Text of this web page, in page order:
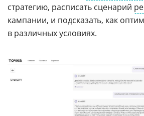
стратегию, расписать сценарий
кампании, и подсказать, как
в различных условиях.